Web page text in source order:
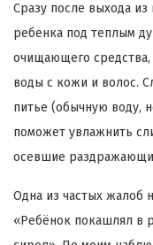
Сразу после выхода
ребенка под теплым
очищающего средства,
воды с кожи и волос.
питье (обычную воду,
поможет увлажнить
осевшие
Одна из частых жалоб
«Ребёнок покашлял в